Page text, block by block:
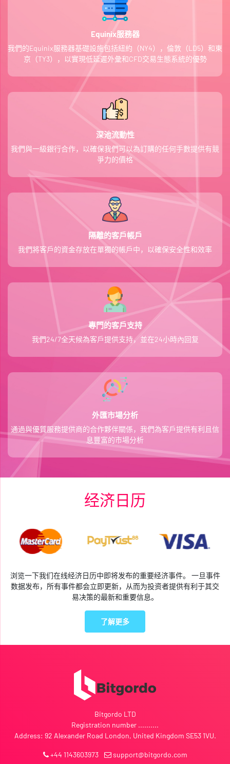
Equinix服務器
我們的Equinix服務器基礎設施包括紐約（NY4），倫敦（LD5）和東
京（TY3），以實現低延遲外彙和CFD交易生態系統的優勢
深池流動性
我們與一級銀行合作，以確保我們可以為訂購的任何手數提供有競
爭力的價格
隔離的客戶帳戶
我們將客戶的資金存放在單獨的帳戶中，以確保安全性和效率
專門的客戶支持
我們24/7全天候為客戶提供支持，並在24小時內回复
外匯市場分析
通過與優質服務提供商的合作夥伴關係，我們為客戶提供有利且信
息豐富的市場分析
经济日历
浏览一下我们在线经济日历中即将发布的重要经济事件。 一旦事件
数据发布，所有事件都会立即更新，从而为投资者提供有利于其交
易决策的最新和重要信息。
了解更多
Bitgordo LTD
Registration number ..........
Address: 92 Alexander Road London, United Kingdom SE53 1VU.
+44 1143603973 support@bitgordo.com